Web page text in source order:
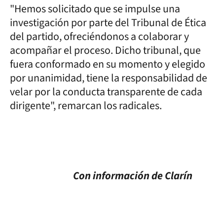
"Hemos solicitado que se impulse una
investigación por parte del Tribunal de Ética
del partido, ofreciéndonos a colaborar y
acompañar el proceso. Dicho tribunal, que
fuera conformado en su momento y elegido
por unanimidad, tiene la responsabilidad de
velar por la conducta transparente de cada
dirigente", remarcan los radicales.
Con información de Clarín